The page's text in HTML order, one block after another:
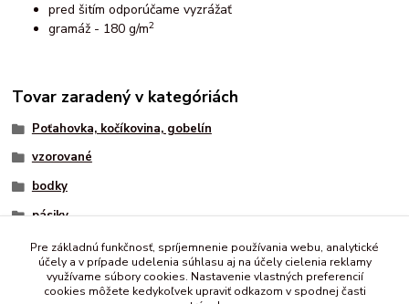
pred šitím odporúčame vyzrážať
gramáž - 180 g/m2
Tovar zaradený v kategóriách
Poťahovka, kočíkovina, gobelín
vzorované
bodky
pásiky
srdiečka
mix
Pre základnú funkčnosť, spríjemnenie používania webu, analytické
účely a v prípade udelenia súhlasu aj na účely cielenia reklamy
využívame súbory cookies. Nastavenie vlastných preferencií
cookies môžete kedykoľvek upraviť odkazom v spodnej časti